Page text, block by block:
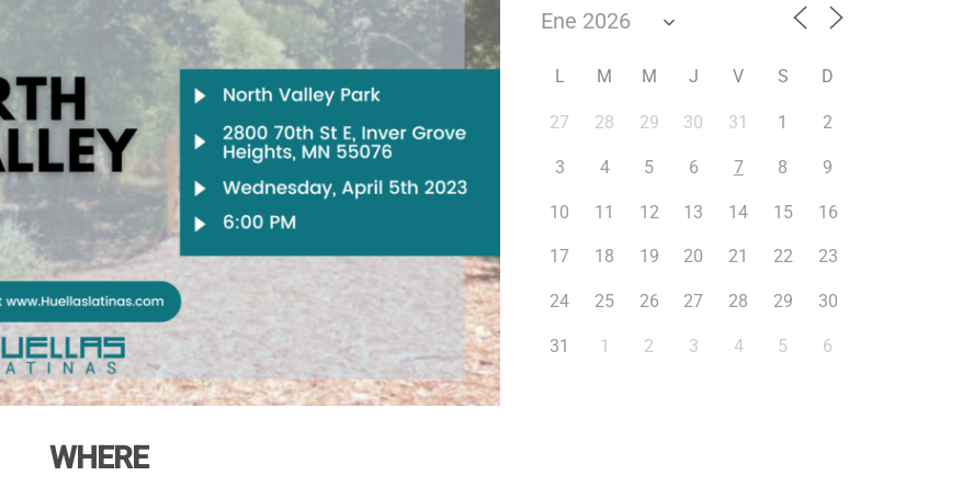
WHERE
L M M J V S D
27 28 29 30 31 1 2
3 4 5 6 7 8 9
10 11 12 13 14 15 16
17 18 19 20 21 22 23
24 25 26 27 28 29 30
31 1 2 3 4 5 6